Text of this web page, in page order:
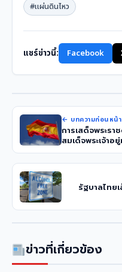
#แผ่นดินไหว
แชร์ข่าวนี้: Facebook
← บทความก่อนหน้า
การเสด็จพระรา
สมเด็จพระเจ้า
รัฐบาลไทย
ข่าวที่เกี่ยวข้อง